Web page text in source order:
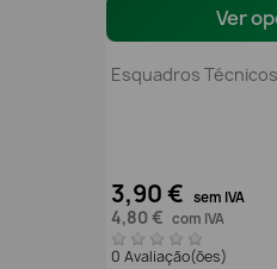
Ver
Esquadros
3,90 € sem IVA
4,80 € com IVA
0 Avaliação(ões)